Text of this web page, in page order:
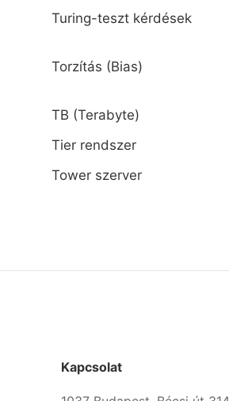
Turing-teszt kérdések
Torzítás (Bias)
TB (Terabyte)
Tier rendszer
Tower szerver
Kapcsolat